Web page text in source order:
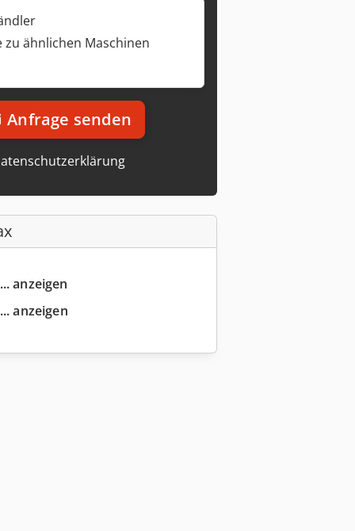
zu ähnlichen Maschinen
Anfrage senden
anzeigen
anzeigen